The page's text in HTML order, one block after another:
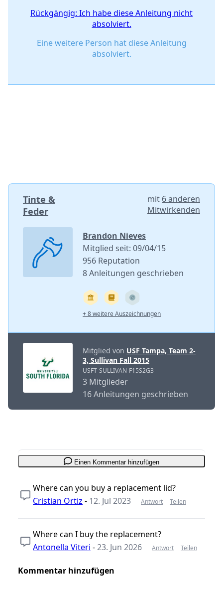
Rückgängig: Ich habe diese Anleitung nicht
absolviert.
Eine weitere Person hat diese Anleitung
absolviert.
Tinte &
Feder
mit 6 anderen
Mitwirkenden
Brandon Nieves
Mitglied seit: 09/04/15
956 Reputation
8 Anleitungen geschrieben
+ 8 weitere Auszeichnungen
Mitglied von USF Tampa, Team 2-
3, Sullivan Fall 2015
USFT-SULLIVAN-F15S2G3
3 Mitglieder
16 Anleitungen geschrieben
Einen Kommentar hinzufügen
Where can you buy a replacement lid?
Cristian Ortiz - 12. Jul 2023 Antwort Teilen
Where can I buy the replacement?
Antonella Viteri -23. Jun 2026 Antwort Teilen
Kommentar hinzufügen